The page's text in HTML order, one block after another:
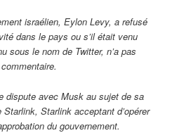
israélien, Eylon Levy, a refusé
dans le pays ou s’il était venu
sous le nom de Twitter, n’a pas
dispute avec Musk au sujet de sa
Starlink acceptant d’opérer
du gouvernement.